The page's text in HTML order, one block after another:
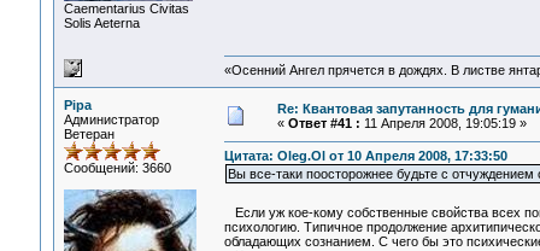
Сaementarius Civitas
Solis Aeterna
«Осенний Ангел прячется в дождях. В листве
Pipa
Администратор
Ветеран
Сообщений: 3660
Re: Квантовая запутанность для
« Ответ #41 : 11 Апреля 2008, 19:05:19 »
Цитата: Oleg.Ol от 10 Апреля 2008, 17:33:50
Вы все-таки поосторожнее будьте с отчуждением
Если уж кое-кому собственные свойства всех
психологию. Типичное продолжение
обладающих сознанием. С чего бы это